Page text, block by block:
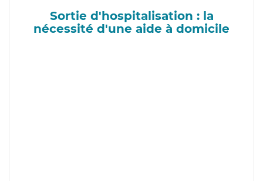
Sortie d'hospitalisation : la
nécessité d'une aide à domicile